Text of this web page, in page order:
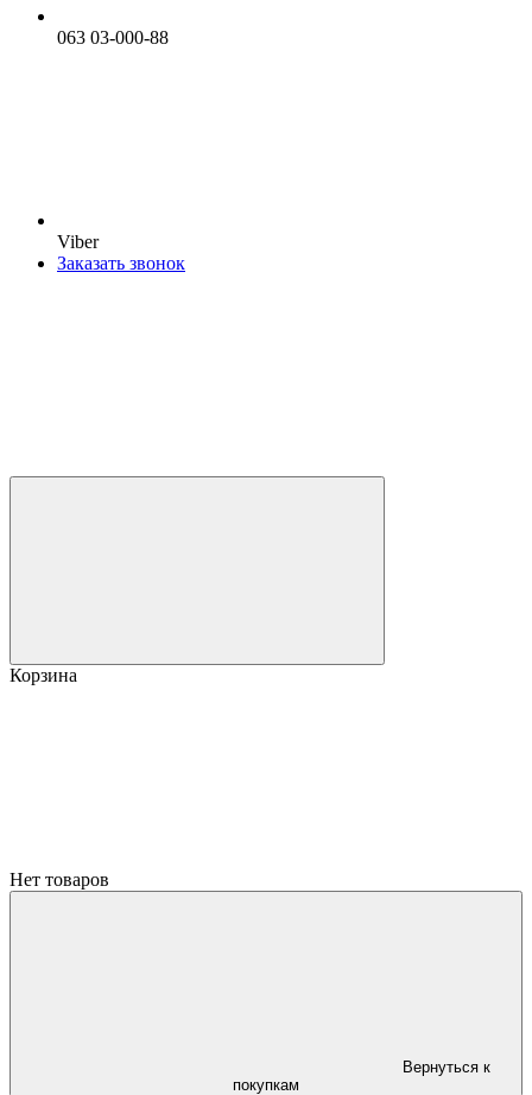
063 03-000-88
Viber
Заказать звонок
Корзина
Нет товаров
Вернуться к
покупкам